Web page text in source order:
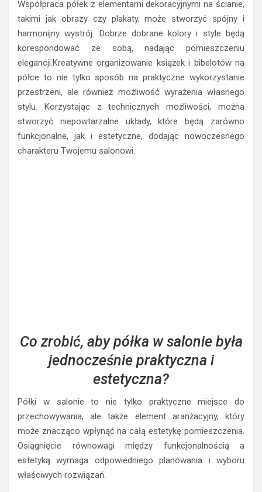
Współpraca półek z elementami dekoracyjnymi na ścianie,
takimi jak obrazy czy plakaty, może stworzyć spójny i
harmonijny wystrój. Dobrze dobrane kolory i style będą
korespondować ze sobą, nadając pomieszczeniu
elegancji.Kreatywne organizowanie książek i bibelotów na
półce to nie tylko sposób na praktyczne wykorzystanie
przestrzeni, ale również możliwość wyrażenia własnego
stylu. Korzystając z technicznych możliwości, można
stworzyć niepowtarzalne układy, które będą zarówno
funkcjonalne, jak i estetyczne, dodając nowoczesnego
charakteru Twojemu salonowi.
Co zrobić, aby półka w salonie była
jednocześnie praktyczna i
estetyczna?
Półki w salonie to nie tylko praktyczne miejsce do
przechowywania, ale także element aranżacyjny, który
może znacząco wpłynąć na całą estetykę pomieszczenia.
Osiągnięcie równowagi między funkcjonalnością a
estetyką wymaga odpowiedniego planowania i wyboru
właściwych rozwiązań.